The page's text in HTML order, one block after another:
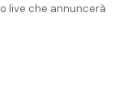
live che annuncerà